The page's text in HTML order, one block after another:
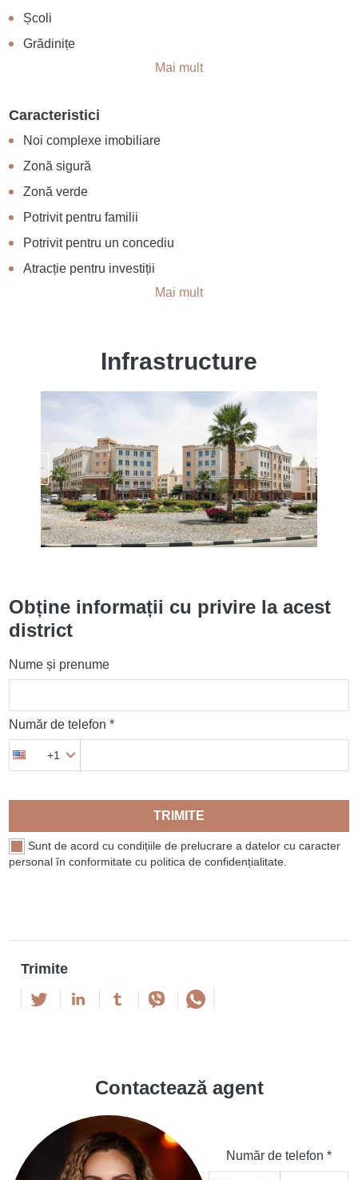
Școli
Grădinițe
Mai mult
Caracteristici
Noi complexe imobiliare
Zonă sigură
Zonă verde
Potrivit pentru familii
Potrivit pentru un concediu
Atracție pentru investiții
Mai mult
Infrastructure
Obține informații cu privire la acest
district
Nume și prenume
Număr de telefon *
+1
TRIMITE
Sunt de acord cu condițiile de prelucrare a datelor cu caracter
personal în conformitate cu politica de confidențialitate.
Trimite
Contactează agent
Număr de telefon *